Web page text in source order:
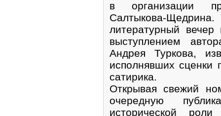
в организации
Салтыкова-
литературный
выступлением
Андрея Туркова,
исполнявших сценки
сатирика.
Открывая свежий
очередную
исторической